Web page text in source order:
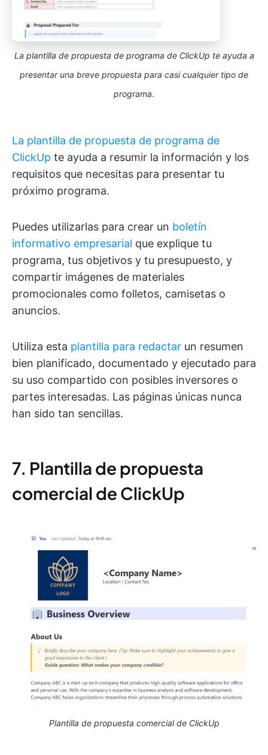
La plantilla de propuesta de programa de ClickUp te ayuda a
presentar una breve propuesta para casi cualquier tipo de
programa.
La plantilla de propuesta de programa de
ClickUp te ayuda a resumir la información y los
requisitos que necesitas para presentar tu
próximo programa.
Puedes utilizarlas para crear un boletín
informativo empresarial que explique tu
programa, tus objetivos y tu presupuesto, y
compartir imágenes de materiales
promocionales como folletos, camisetas o
anuncios.
Utiliza esta plantilla para redactar un resumen
bien planificado, documentado y ejecutado para
su uso compartido con posibles inversores o
partes interesadas. Las páginas únicas nunca
han sido tan sencillas.
7. Plantilla de propuesta
comercial de ClickUp
Plantilla de propuesta comercial de ClickUp